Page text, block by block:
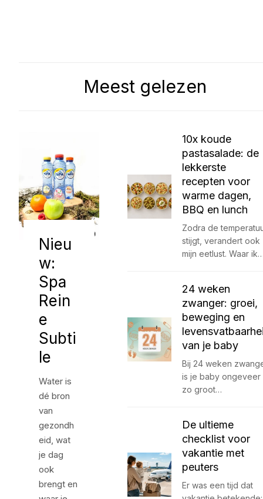
Meest gelezen
Nieu
w:
Spa
Rein
e
Subti
le
Water is
dé bron
van
gezondh
eid, wat
je dag
ook
brengt en
10x koude
pastasalade: de
lekkerste
recepten voor
warme dagen,
BBQ en lunch
Zodra de
stijgt, verandert ook
mijn eetlust. Waar
24 weken
zwanger: groei,
beweging en
van je baby
Bij 24 weken
is je baby ongeveer
zo groot…
De ultieme
checklist voor
vakantie met
peuters
Er was een tijd dat